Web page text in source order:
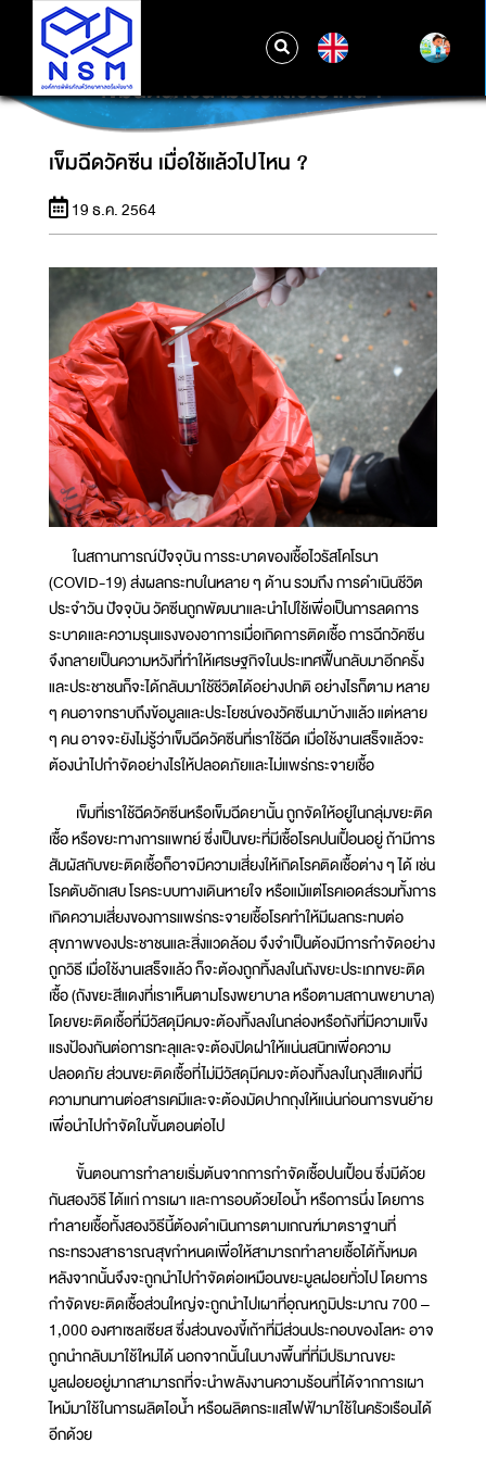
เข็มฉีดวัคซีน เมื่อใช้แล้วไปไหน ?
เข็มฉีดวัคซีน เมื่อใช้แล้วไปไหน ?
19 ธ.ค. 2564
ในสถานการณ์ปัจจุบัน การระบาดของเชื้อไวรัสโคโรนา
(COVID-19) ส่งผลกระทบในหลาย ๆ ด้าน รวมถึง การดำเนินชีวิต
ประจำวัน ปัจจุบัน วัคซีนถูกพัฒนาและนำไปใช้เพื่อเป็นการลดการ
ระบาดและความรุนแรงของอาการเมื่อเกิดการติดเชื้อ การฉีกวัคซีน
จึงกลายเป็นความหวังที่ทำให้เศรษฐกิจในประเทศฟื้นกลับมาอีกครั้ง
และประชาชนก็จะได้กลับมาใช้ชีวิตได้อย่างปกติ อย่างไรก็ตาม หลาย
ๆ คนอาจทราบถึงข้อมูลและประโยชน์ของวัคซีนมาบ้างแล้ว แต่หลาย
ๆ คน อาจจะยังไม่รู้ว่าเข็มฉีดวัคซีนที่เราใช้ฉีด เมื่อใช้งานเสร็จแล้วจะ
ต้องนำไปกำจัดอย่างไรให้ปลอดภัยและไม่แพร่กระจายเชื้อ
เข็มที่เราใช้ฉีดวัคซีนหรือเข็มฉีดยานั้น ถูกจัดให้อยู่ในกลุ่มขยะติด
เชื้อ หรือขยะทางการแพทย์ ซึ่งเป็นขยะที่มีเชื้อโรคปนเปื้อนอยู่ ถ้ามีการ
สัมผัสกับขยะติดเชื้อก็อาจมีความเสี่ยงให้เกิดโรคติดเชื้อต่าง ๆ ได้ เช่น
โรคตับอักเสบ โรคระบบทางเดินหายใจ หรือแม้แต่โรคเอดส์รวมทั้งการ
เกิดความเสี่ยงของการแพร่กระจายเชื้อโรคทำให้มีผลกระทบต่อ
สุขภาพของประชาชนและสิ่งแวดล้อม จึงจำเป็นต้องมีการกำจัดอย่าง
ถูกวิธี เมื่อใช้งานเสร็จแล้ว ก็จะต้องถูกทิ้งลงในถังขยะประเภทขยะติด
เชื้อ (ถังขยะสีแดงที่เราเห็นตามโรงพยาบาล หรือตามสถานพยาบาล)
โดยขยะติดเชื้อที่มีวัสดุมีคมจะต้องทิ้งลงในกล่องหรือถังที่มีความแข็ง
แรงป้องกันต่อการทะลุและจะต้องปิดฝาให้แน่นสนิทเพื่อความ
ปลอดภัย ส่วนขยะติดเชื้อที่ไม่มีวัสดุมีคมจะต้องทิ้งลงในถุงสีแดงที่มี
ความทนทานต่อสารเคมีและจะต้องมัดปากถุงให้แน่นก่อนการขนย้าย
เพื่อนำไปกำจัดในขั้นตอนต่อไป
ขั้นตอนการทำลายเริ่มต้นจากการกำจัดเชื้อปนเปื้อน ซึ่งมีด้วย
กันสองวิธี ได้แก่ การเผา และการอบด้วยไอน้ำ หรือการนึ่ง โดยการ
ทำลายเชื้อทั้งสองวิธีนี้ต้องดำเนินการตามเกณฑ์มาตราฐานที่
กระทรวงสาธารณสุขกำหนดเพื่อให้สามารถทำลายเชื้อได้ทั้งหมด
หลังจากนั้นจึงจะถูกนำไปกำจัดต่อเหมือนขยะมูลฝอยทั่วไป โดยการ
กำจัดขยะติดเชื้อส่วนใหญ่จะถูกนำไปเผาที่อุณหภูมิประมาณ 700 –
1,000 องศาเซลเซียส ซึ่งส่วนของขี้เถ้าที่มีส่วนประกอบของโลหะ อาจ
ถูกนำกลับมาใช้ใหม่ได้ นอกจากนั้นในบางพื้นที่ที่มีปริมาณขยะ
มูลฝอยอยู่มากสามารถที่จะนำพลังงานความร้อนที่ได้จากการเผา
ไหม้มาใช้ในการผลิตไอน้ำ หรือผลิตกระแสไฟฟ้ามาใช้ในครัวเรือนได้
อีกด้วย